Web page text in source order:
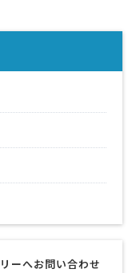
ーへお問い合わせ